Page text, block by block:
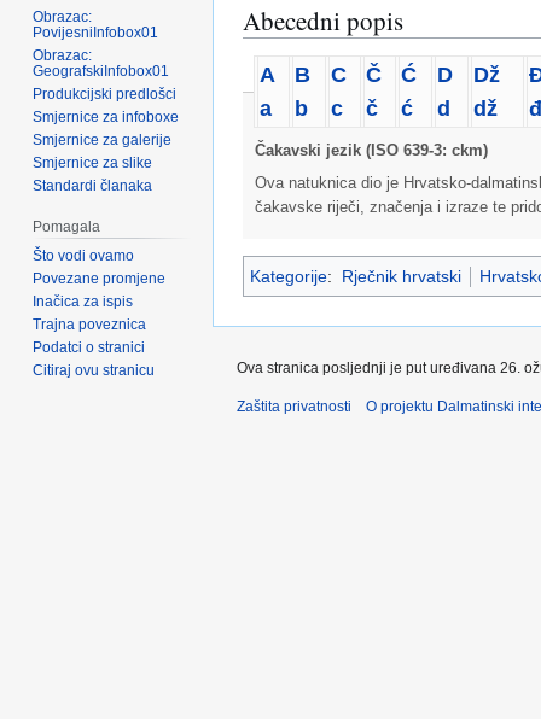
Abecedni popis
A
a
B
b
C
c
Č
č
Ć
ć
D
d
Dž
dž
đ
Čakavski jezik (ISO 639-3: ckm)
Ova natuknica dio je Hrvatsko-
čakavske riječi, značenja i izraze te
Kategorije: Rječnik hrvatski
Obrazac:
PovijesniInfobox01
Obrazac:
GeografskiInfobox01
Produkcijski predlošci
Smjernice za infoboxe
Smjernice za galerije
Smjernice za slike
Standardi članaka
Pomagala
Što vodi ovamo
Povezane promjene
Inačica za ispis
Trajna poveznica
Podatci o stranici
Citiraj ovu stranicu
Ova stranica posljednji je put uređivana 26.
Zaštita privatnosti O projektu Dalmatinski